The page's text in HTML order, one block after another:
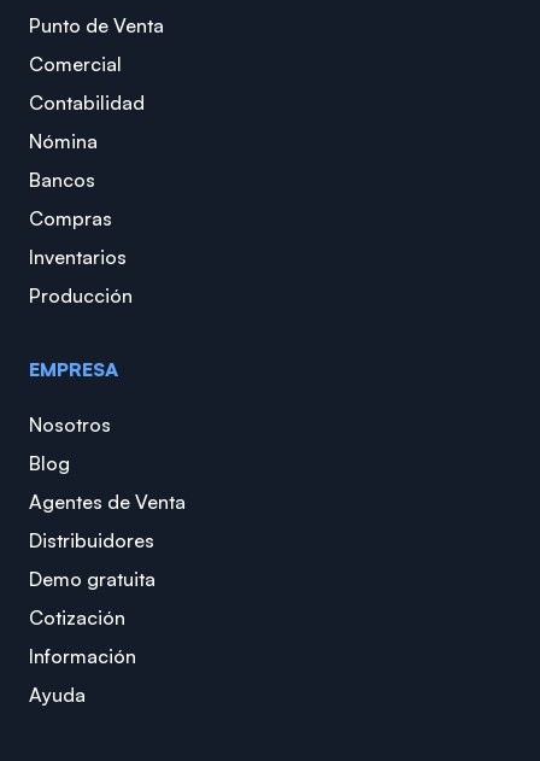
Punto de Venta
Comercial
Contabilidad
Nómina
Bancos
Compras
Inventarios
Producción
EMPRESA
Nosotros
Blog
Agentes de Venta
Distribuidores
Demo gratuita
Cotización
Información
Ayuda